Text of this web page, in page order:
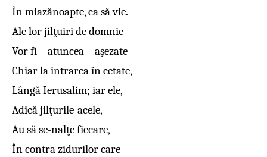
În miazănoapte, ca să vie.
Ale lor jilţuiri de domnie
Vor fi – atuncea – aşezate
Chiar la intrarea în cetate,
Lângă Ierusalim; iar ele,
Adică jilţurile-acele,
Au să se-nalţe fiecare,
În contra zidurilor care